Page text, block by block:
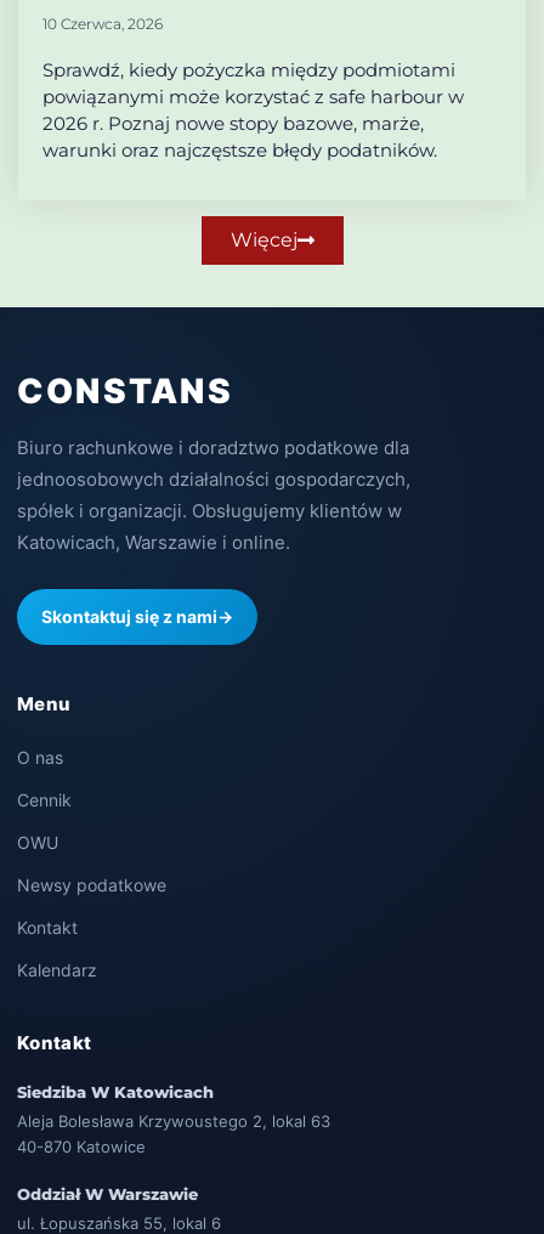
10 Czerwca, 2026
Sprawdź, kiedy pożyczka między podmiotami
powiązanymi może korzystać z safe harbour w
2026 r. Poznaj nowe stopy bazowe, marże,
warunki oraz najczęstsze błędy podatników.
Więcej
CONSTANS
Biuro rachunkowe i doradztwo podatkowe dla
jednoosobowych działalności gospodarczych,
spółek i organizacji. Obsługujemy klientów w
Katowicach, Warszawie i online.
Skontaktuj się z nami→
Menu
O nas
Cennik
OWU
Newsy podatkowe
Kontakt
Kalendarz
Kontakt
Siedziba W Katowicach
Aleja Bolesława Krzywoustego 2, lokal 63
40-870 Katowice
Oddział W Warszawie
ul. Łopuszańska 55, lokal 6